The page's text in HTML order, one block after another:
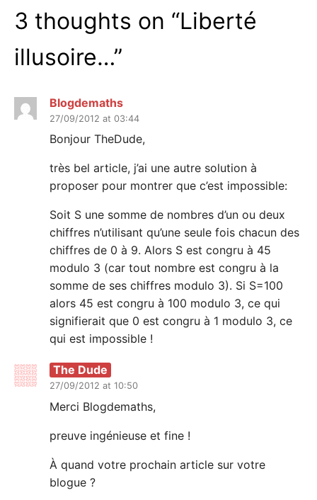
3 thoughts on “Liberté
illusoire…”
Blogdemaths
27/09/2012 at 03:44
Bonjour TheDude,
très bel article, j’ai une autre solution à
proposer pour montrer que c’est impossible:
Soit S une somme de nombres d’un ou deux
chiffres n’utilisant qu’une seule fois chacun des
chiffres de 0 à 9. Alors S est congru à 45
modulo 3 (car tout nombre est congru à la
somme de ses chiffres modulo 3). Si S=100
alors 45 est congru à 100 modulo 3, ce qui
signifierait que 0 est congru à 1 modulo 3, ce
qui est impossible !
The Dude
27/09/2012 at 10:50
Merci Blogdemaths,
preuve ingénieuse et fine !
À quand votre prochain article sur votre
blogue ?